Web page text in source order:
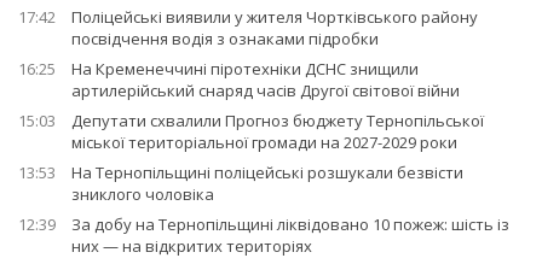
17:42
Поліцейські виявили у жителя Чортківського району
посвідчення водія з ознаками підробки
16:25
На Кременеччині піротехніки ДСНС знищили
артилерійський снаряд часів Другої світової війни
15:03
Депутати схвалили Прогноз бюджету Тернопільської
міської територіальної громади на 2027-2029 роки
13:53
На Тернопільщині поліцейські розшукали безвісти
зниклого чоловіка
12:39
За добу на Тернопільщині ліквідовано 10 пожеж: шість із
них — на відкритих територіях